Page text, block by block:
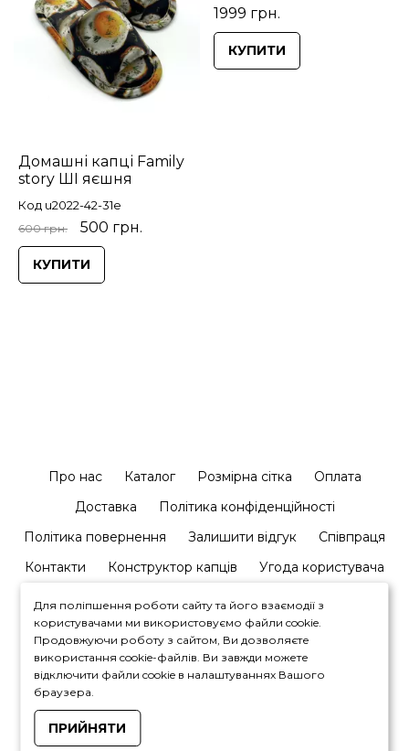
Домашні капці Family
story ШІ яєшня
Код u2022-42-31e
600 грн. 500 грн.
КУПИТИ
1999 грн.
КУПИТИ
Про нас Каталог Розмірна сітка
Оплата
Доставка
Політика конфіденційності
Політика повернення
Залишити відгук
Співпраця
Контакти
Конструктор капців Угода користувача
+380964446450
Для поліпшення роботи сайту та його взаємодії з
користувачами ми використовуємо файли cookie.
Продовжуючи роботу з сайтом, Ви дозволяєте
використання cookie-файлів. Ви завжди можете
відключити файли cookie в налаштуваннях Вашого
браузера.
ПРИЙНЯТИ